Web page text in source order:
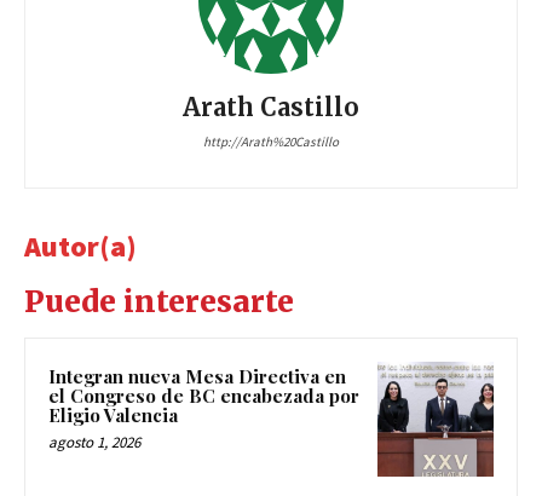
Arath Castillo
http://Arath%20Castillo
Autor(a)
Puede interesarte
Integran nueva Mesa Directiva en
el Congreso de BC encabezada por
Eligio Valencia
agosto 1, 2026